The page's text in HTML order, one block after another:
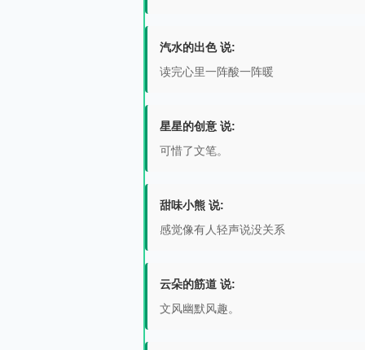
汽水的出色 说:
读完心里一阵酸一阵暖
星星的创意 说:
可惜了文笔。
甜味小熊 说:
感觉像有人轻声说没关系
云朵的筋道 说:
文风幽默风趣。